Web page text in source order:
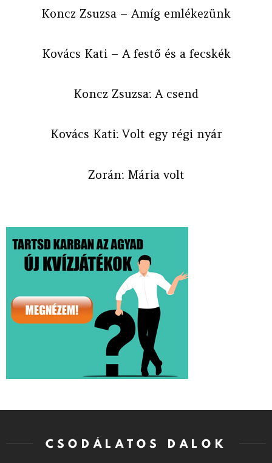
Koncz Zsuzsa – Amíg emlékezünk
Kovács Kati – A festő és a fecskék
Koncz Zsuzsa: A csend
Kovács Kati: Volt egy régi nyár
Zorán: Mária volt
CSODÁLATOS DALOK